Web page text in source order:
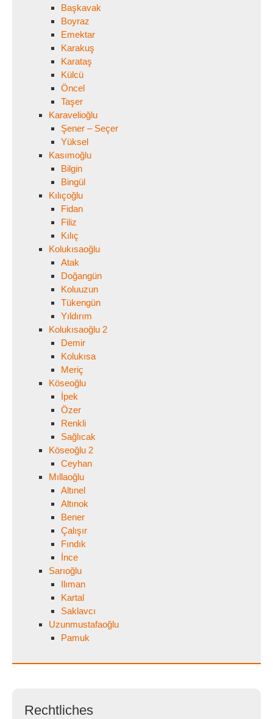
Başkavak
Boyraz
Emektar
Karakuş
Karataş
Külcü
Öncel
Taşer
Karavelioğlu
Şener – Seçer
Yüksel
Kasımoğlu
Bilgin
Bingül
Kılıçoğlu
Fidan
Filiz
Kılıç
Kolukısaoğlu
Atak
Doğangün
Koluuzun
Tükengün
Yıldırım
Kolukısaoğlu 2
Demir
Kolukısa
Meriç
Köseoğlu
İpek
Özer
Renkli
Sağlıcak
Köseoğlu 2
Ceyhan
Mıllaoğlu
Altınel
Altınok
Bener
Çalışır
Fındık
İnce
Sarıoğlu
Ilıman
Kartal
Saklavcı
Uzunmustafaoğlu
Pamuk
Rechtliches